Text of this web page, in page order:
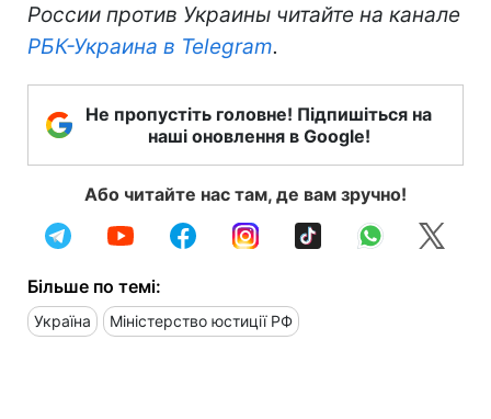
России против Украины читайте на канале
РБК-Украина в Telegram.
Не пропустіть головне! Підпишіться на
наші оновлення в Google!
Або читайте нас там, де вам зручно!
Більше по темі:
Україна Міністерство юстиції РФ